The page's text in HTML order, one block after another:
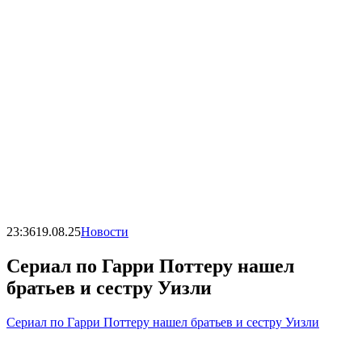
23:3619.08.25Новости
Сериал по Гарри Поттеру нашел
братьев и сестру Уизли
Сериал по Гарри Поттеру нашел братьев и сестру Уизли